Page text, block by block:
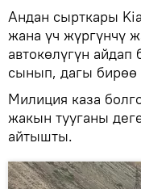
Андан сырткары
жана үч жүргүнчү
автокөлүгүн
сынып, дагы бирөө
Милиция каза
жакын тууганы
айтышты.